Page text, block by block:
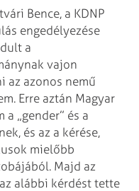
Bence, a KDNP
engedélyezése
a
vajon
az azonos nemű
Erre aztán Magyar
a „gender” és a
és az a kérése,
mielőbb
Majd az
alábbi kérdést tette